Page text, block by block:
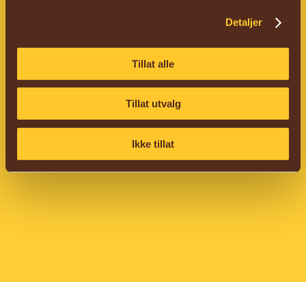
Detaljer
Tillat alle
Tillat utvalg
Ikke tillat